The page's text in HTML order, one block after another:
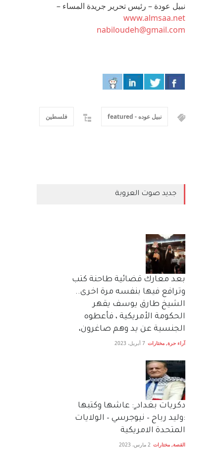
نبيل عودة – رئيس تحرير جريدة المساء –
www.almsaa.net
nabiloudeh@gmail.com
نبيل عوده - featured فلسطين
جديد صوت العروبة
بعد معارك قضائية طاحنة كتب
وترافع فيها بنفسه مرة اخرى..
الشيخ طارق يوسف يقهر
الحكومة الأمريكية ، فأعطوه
الجنسية عن يد وهم صاغرون،
آراء حرة, مختارات 7 أبريل، 2023
دكريات بغداد ٍ: عاشها وكتبها
:وليد رباح – نيوجرسي – الولايات
المتحدة الامريكية
القصة, مختارات 2 مارس، 2023